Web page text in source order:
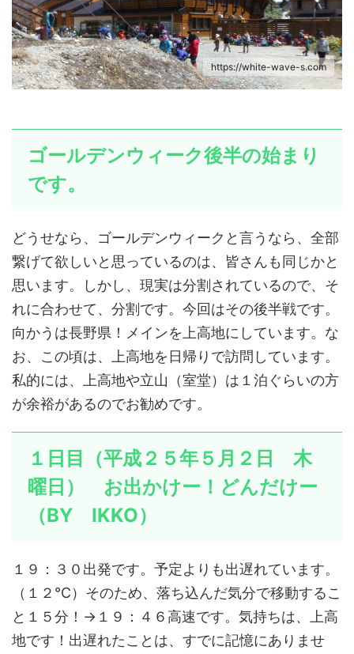
https://white-wave-s.com
ゴールデンウィーク後半の始まり
です。
どうせなら、ゴールデンウィークと言うなら、全部
繋げて欲しいと思っているのは、皆さんも同じかと
思います。しかし、現実は分割されているので、そ
れに合わせて、分割です。今回はその後半戦です。
向かうは長野県！メインを上高地にしています。な
お、この頃は、上高地を日帰りで訪問しています。
私的には、上高地や立山（室堂）は１泊ぐらいの方
が余裕があるのでお勧めです。
１日目（平成２５年５月２日 木
曜日） お出かけー！どんだけー
（BY IKKO）
１９：３０出発です。予定よりも出遅れています。
（１２℃）そのため、落ち込んだ気分で移動するこ
と１５分！→１９：４６高速です。気持ちは、上高
地です！出遅れたことは、すでに記憶にありませ